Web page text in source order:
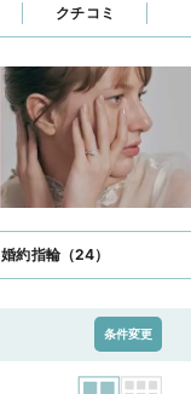
クチコミ
婚約指輪（24）
条件変更